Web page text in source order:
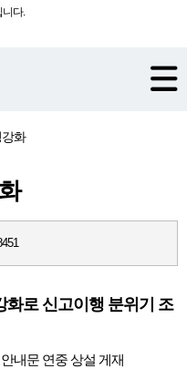
니다.
화
화로 신고이행 분위기 조
내문 연중 상설 게재